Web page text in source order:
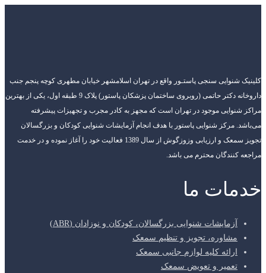
کلینیک شنوایی سنجی پاستـور واقع در تهران اسلامشهر خیابان مطهری کوچه پنجم جنب
داروخانه دکتر حاتمی (روبروی ساختمان پزشکان پاستور) پلاک 9 طبقه اول، یکی از بهترین
مراکز شنوایی موجود در تهران است که مجهز به کادر مجرب و تجهیزات پیشرفته
می‌باشد. مرکز شنوایی پاستور با هدف انجام آزمایشات شنوایی کودکان و بزرگسالان
تجویز سمعک و ارزیابی وزوزگوش از سال 1389 فعالیت خود را آغاز نموده و در خدمت
مراجعه کنندگان محترم می باشد.
خدمات ما
آزمایشات شنوایی بزرگسالان، کودکان و نوزادان (ABR)
مشاوره، تجویز و تنظیم سمعک
ارائه کلیه لوازم جانبی سمعک
تعمیر و تعویض سمعک